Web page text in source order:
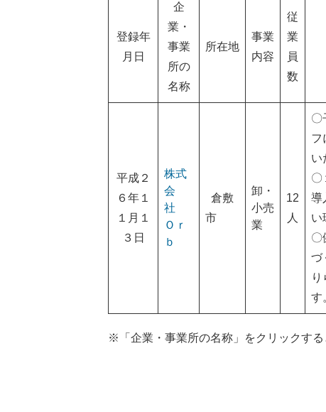
登録年
月日
企
業・
事業
所の
名称
所在地
事業
内容
従
業
員
数
平成２
６年１
１月１
３日
株式
会
社
Ｏｒ
ｂ
倉敷
市
卸・
小売
業
12
人
〇
フ
い
〇
導
い
〇
づ
す
※「企業・事業所の名称」をクリックす